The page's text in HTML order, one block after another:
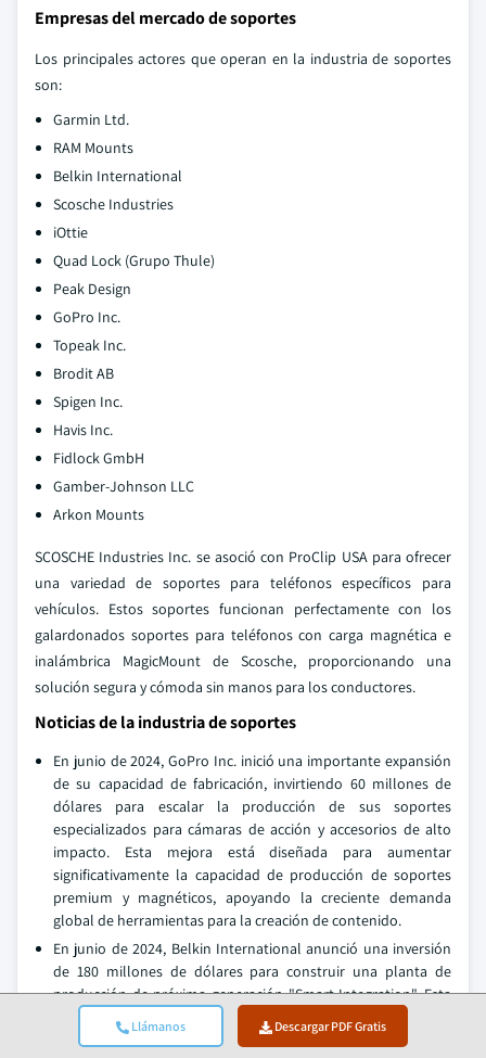
Llámanos Descargar PDF Gratis
Empresas del mercado de soportes
Los principales actores que operan en la industria de soportes
son:
Garmin Ltd.
RAM Mounts
Belkin International
Scosche Industries
iOttie
Quad Lock (Grupo Thule)
Peak Design
GoPro Inc.
Topeak Inc.
Brodit AB
Spigen Inc.
Havis Inc.
Fidlock GmbH
Gamber-Johnson LLC
Arkon Mounts
SCOSCHE Industries Inc. se asoció con ProClip USA para ofrecer
una variedad de soportes para teléfonos específicos para
vehículos. Estos soportes funcionan perfectamente con los
galardonados soportes para teléfonos con carga magnética e
inalámbrica MagicMount de Scosche, proporcionando una
solución segura y cómoda sin manos para los conductores.
Noticias de la industria de soportes
En junio de 2024, GoPro Inc. inició una importante expansión
de su capacidad de fabricación, invirtiendo 60 millones de
dólares para escalar la producción de sus soportes
especializados para cámaras de acción y accesorios de alto
impacto. Esta mejora está diseñada para aumentar
significativamente la capacidad de producción de soportes
premium y magnéticos, apoyando la creciente demanda
global de herramientas para la creación de contenido.
En junio de 2024, Belkin International anunció una inversión
de 180 millones de dólares para construir una planta de
producción de próxima generación "Smart Integration". Esta
fábrica suministrará unidades móviles y de oficina con
sistemas de montaje integrados diseñados para carga